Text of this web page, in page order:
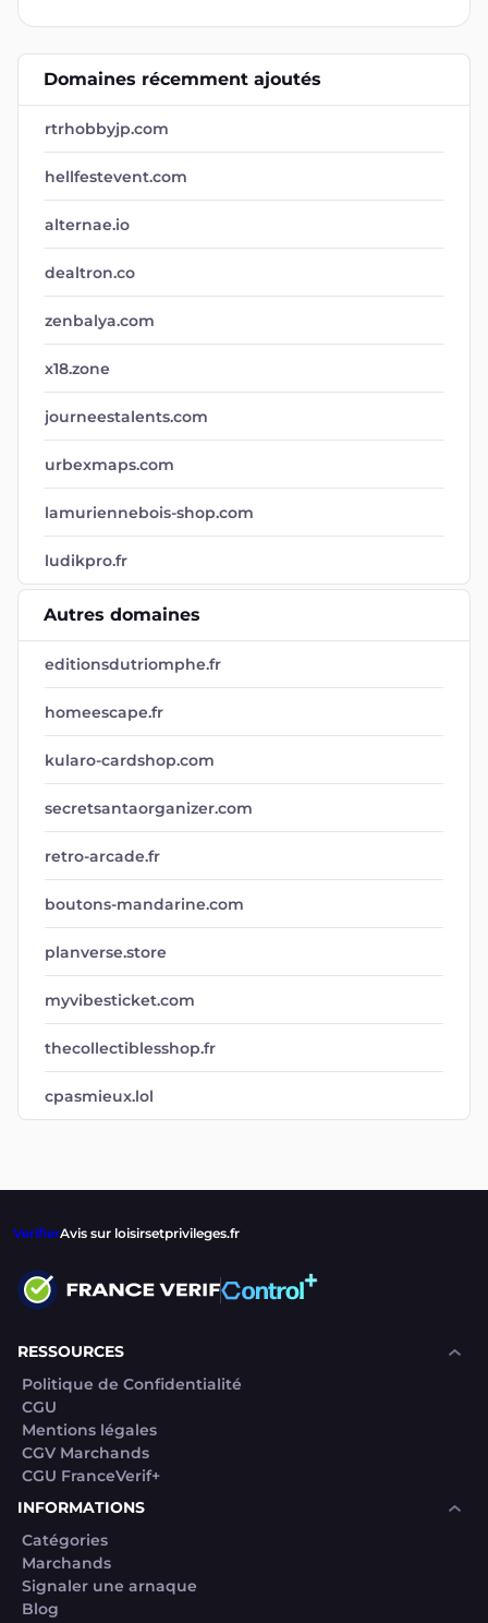
Domaines récemment ajoutés
rtrhobbyjp.com
hellfestevent.com
alternae.io
dealtron.co
zenbalya.com
x18.zone
journeestalents.com
urbexmaps.com
lamuriennebois-shop.com
ludikpro.fr
Autres domaines
editionsdutriomphe.fr
homeescape.fr
kularo-cardshop.com
secretsantaorganizer.com
retro-arcade.fr
boutons-mandarine.com
planverse.store
myvibesticket.com
thecollectiblesshop.fr
cpasmieux.lol
VerifierAvis sur loisirsetprivileges.fr
RESSOURCES
Politique de Confidentialité
CGU
Mentions légales
CGV Marchands
CGU FranceVerif+
INFORMATIONS
Catégories
Marchands
Signaler une arnaque
Blog